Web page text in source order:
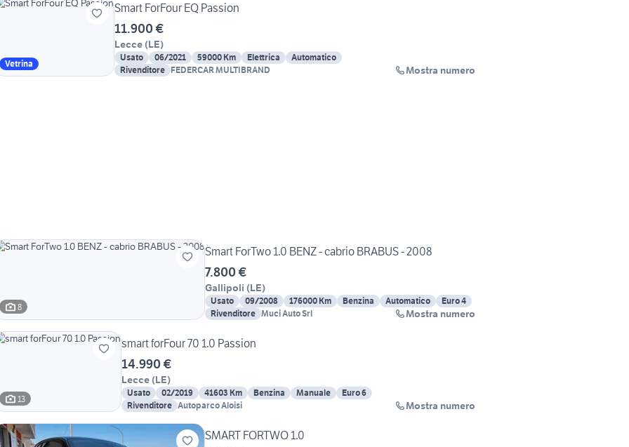
Vetrina
Smart ForFour EQ Passion
11.900 €
Lecce (LE)
Usato 06/2021 59000 Km Elettrica
Automatico
Rivenditore FEDERCAR MULTIBRAND Mostra numero
8
Smart ForTwo 1.0 BENZ - cabrio BRABUS - 2008
7.800 €
Gallipoli (LE)
Usato 09/2008 176000 Km Benzina Automatico
Euro 4
Rivenditore Muci Auto Srl Mostra numero
13
smart forFour 70 1.0 Passion
14.990 €
Lecce (LE)
Usato 02/2019 41603 Km Benzina Manuale
Euro 6
Rivenditore Autoparco Aloisi Mostra numero
SMART FORTWO 1.0